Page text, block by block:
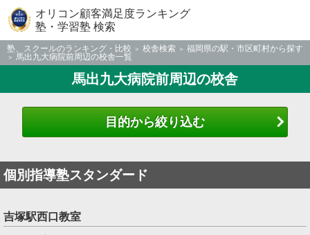
オリコン顧客満足度ランキング
塾・学習塾 検索
塾、スクールのランキング・比較 校舎検索
福岡県の駅・市区町村から探す
馬出九大病院前周辺の校舎一覧
馬出九大病院前周辺の校舎
目的から絞り込む
個別指導塾スタンダード
吉塚駅西口教室